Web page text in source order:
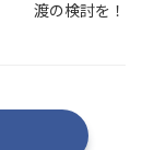
渡の検討を！